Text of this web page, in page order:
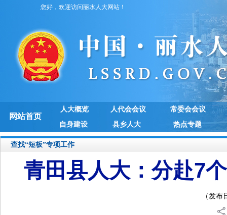
您好，欢迎访问丽水人大网站！
网站首页
人大概览 人代会会议
常委会会议
自身建设
县乡人大 热点专题
查找“短板”专项工作
青田县人大：分赴7
（发布